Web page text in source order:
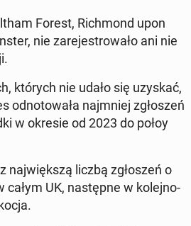
Forest, Rich­mond upon
nie za­re­je­stro­wa­ło ani nie
których nie udało się uzyskać,
od­no­to­wa­ła naj­mniej zgło­szeń
w okresie od 2023 do połoy
naj­więk­szą liczbą zgło­szeń o
całym UK, na­stęp­ne w ko­lej­no­